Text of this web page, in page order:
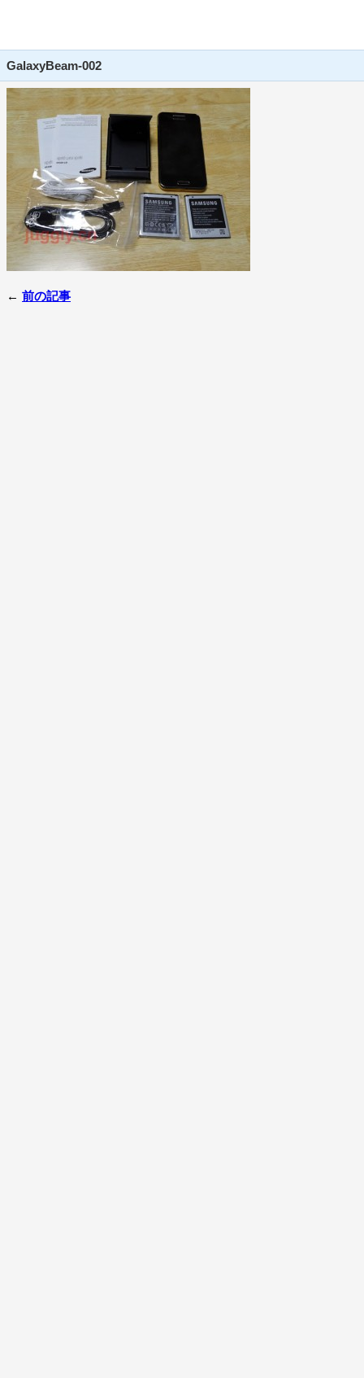
GalaxyBeam-002
← 前の記事